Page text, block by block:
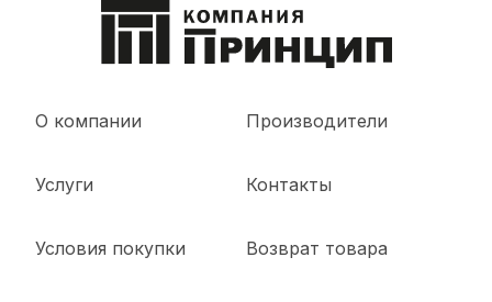
О компании
Услуги
Условия покупки
Производители
Контакты
Возврат товара